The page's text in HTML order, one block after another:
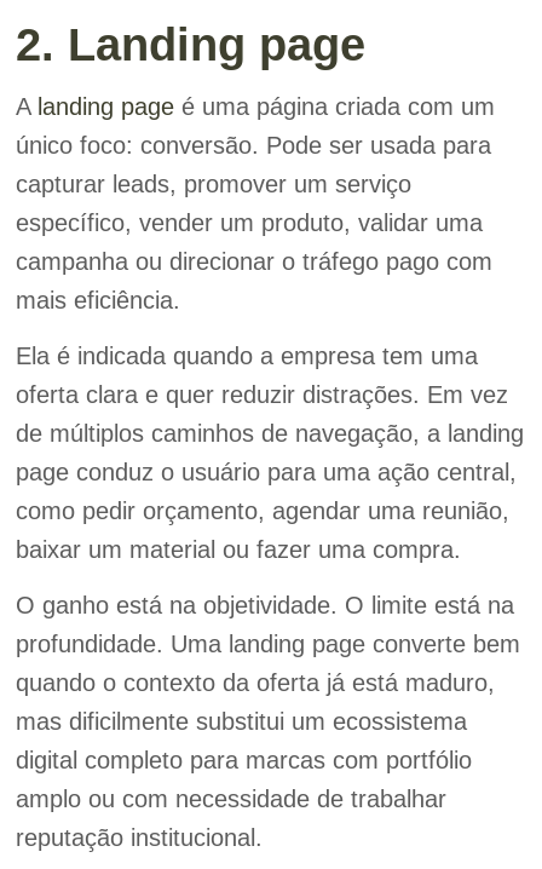
2. Landing page
A landing pageé uma página criada com um
único foco: conversão. Pode ser usada para
capturar leads, promover um serviço
específico, vender um produto, validar uma
campanha ou direcionar o tráfego pago com
mais eficiência.
Ela é indicada quando a empresa tem uma
oferta clara e quer reduzir distrações. Em vez
de múltiplos caminhos de navegação, a landing
page conduz o usuário para uma ação central,
como pedir orçamento, agendar uma reunião,
baixar um material ou fazer uma compra.
O ganho está na objetividade. O limite está na
profundidade. Uma landing page converte bem
quando o contexto da oferta já está maduro,
mas dificilmente substitui um ecossistema
digital completo para marcas com portfólio
amplo ou com necessidade de trabalhar
reputação institucional.